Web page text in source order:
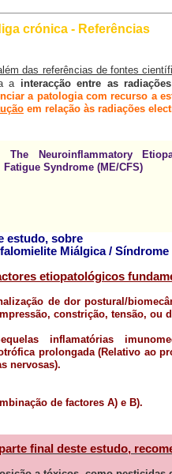
crónica - Referências
das referências de fontes
a interacção entre as
a patologia com recurso a
em relação às radiações
The Neuroinflammatory
Fatigue Syndrome (ME/CFS)
estudo, sobre
Miálgica /
etiopatológicos
de dor postural/
constrição, tensão, ou
inflamatórias
prolongada (Relativo ao
nervosas).
de factores A) e B).
final deste estudo,